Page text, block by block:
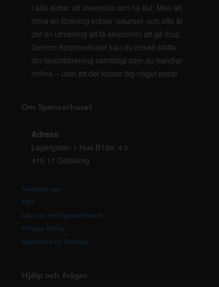
i alla åldrar att utvecklas och ha kul. Men att
driva en förening kräver resurser, och ofta är
det en utmaning att få ekonomin att gå ihop.
Genom Sponsorhuset kan du enkelt stötta
din favoritförening samtidigt som du handlar
online – utan att det kostar dig något extra!
Om Sponsorhuset
Adress:
Lagergatan 1 Hus B19a, 4 tr
415 11 Göteborg
Kontakta oss
FAQ
Läs mer om Sponsorhuset
Privacy Policy
Registrera ny förening
Hjälp och frågor